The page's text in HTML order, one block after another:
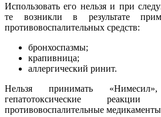
Использовать его нельзя и при
те возникли в результате
противовоспалительных средств:
бронхоспазмы;
крапивница;
аллергический ринит.
Нельзя принимать
гепатотоксические
противовоспалительные